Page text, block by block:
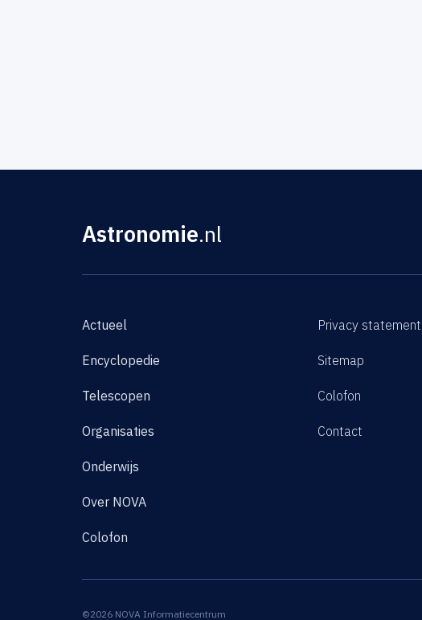
Astronomie.nl
Actueel
Encyclopedie
Telescopen
Organisaties
Onderwijs
Over NOVA
Colofon
Privacy statement
Sitemap
Colofon
Contact
©2026 NOVA Informatiecentrum